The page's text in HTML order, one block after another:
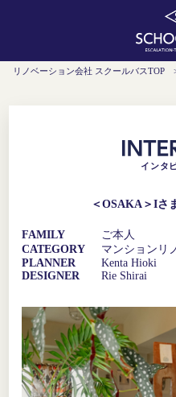
リノベーション会社 スクールバスTOP
インタ
＜OSAKA＞Iさ
FAMILY
ご本人
CATEGORY
マンションリ
PLANNER
Kenta Hioki
DESIGNER
Rie Shirai